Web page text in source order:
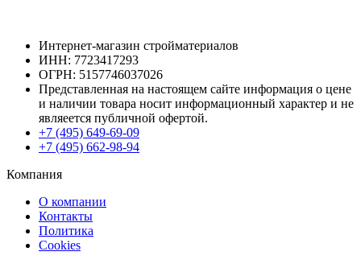
Интернет-магазин стройматериалов
ИНН: 7723417293
ОГРН: 5157746037026
Представленная на настоящем сайте информация о цене
и наличии товара носит информационный характер и не
являеется публичной офертой.
+7 (495) 649-69-09
+7 (495) 662-98-94
Компания
О компании
Контакты
Политика
Cookies